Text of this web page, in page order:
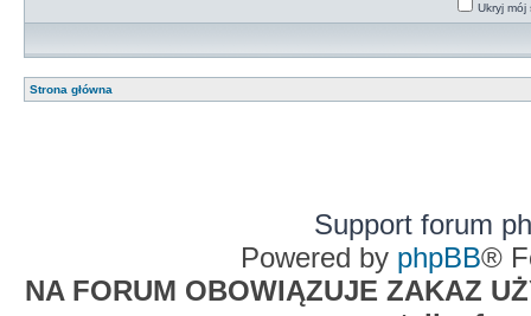
Ukryj mój
Strona główna
Support forum
Powered by phpBB®
NA FORUM OBOWIĄZUJE ZAKAZ